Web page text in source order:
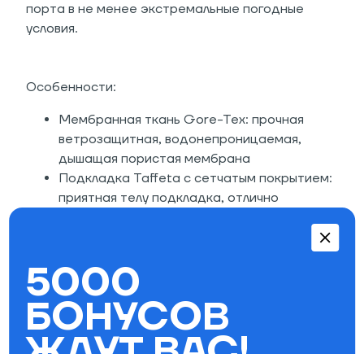
порта в не менее экстремальные погодные
условия.
Особенности:
Мембранная ткань Gore-Tex: прочная
ветрозащитная, водонепроницаемая,
дышащая пористая мембрана
Подкладка Taffeta с сетчатым покрытием:
приятная телу подкладка, отлично
Утеплитель Thermolite™ (наполнитель 100
гр. туловище, 80 гр. рукава, 60 гр. капюшон)
Капюшон
Полностью проклеенные швы
Матовая водонепроницаемая молния YKK®
Мягкая подкладка ворота
5000
БОНУСОВ